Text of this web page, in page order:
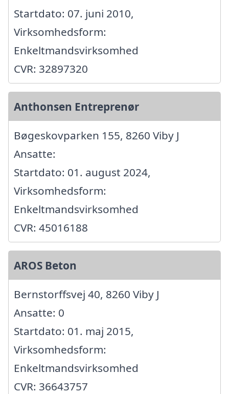
Startdato: 07. juni 2010,
Virksomhedsform:
Enkeltmandsvirksomhed
CVR: 32897320
Anthonsen Entreprenør
Bøgeskovparken 155, 8260 Viby J
Ansatte:
Startdato: 01. august 2024,
Virksomhedsform:
Enkeltmandsvirksomhed
CVR: 45016188
AROS Beton
Bernstorffsvej 40, 8260 Viby J
Ansatte: 0
Startdato: 01. maj 2015,
Virksomhedsform:
Enkeltmandsvirksomhed
CVR: 36643757